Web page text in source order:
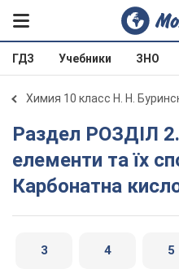
ГДЗ Учебники ЗНО
Химия 10 класс Н. Н.
Раздел РОЗДІЛ 2. Неметалічні
елементи та їх
Карбонатна
3 4 5